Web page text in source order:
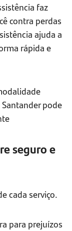
faz
contra perdas
ajuda a
rápida e
pode
seguro e
cada serviço.
para prejuízos